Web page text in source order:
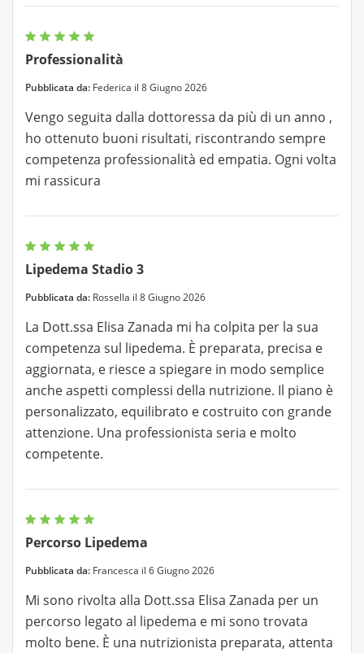
Professionalità
Pubblicata da: Federica il 8 Giugno 2026
Vengo seguita dalla dottoressa da più di un anno ,
ho ottenuto buoni risultati, riscontrando sempre
competenza professionalità ed empatia. Ogni volta
mi rassicura
Lipedema Stadio 3
Pubblicata da: Rossella il 8 Giugno 2026
La Dott.ssa Elisa Zanada mi ha colpita per la sua
competenza sul lipedema. È preparata, precisa e
aggiornata, e riesce a spiegare in modo semplice
anche aspetti complessi della nutrizione. Il piano è
personalizzato, equilibrato e costruito con grande
attenzione. Una professionista seria e molto
competente.
Percorso Lipedema
Pubblicata da: Francesca il 6 Giugno 2026
Mi sono rivolta alla Dott.ssa Elisa Zanada per un
percorso legato al lipedema e mi sono trovata
molto bene. È una nutrizionista preparata, attenta